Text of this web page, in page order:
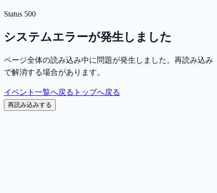
Status 500
システムエラーが発生しました
ページ全体の読み込み中に問題が発生しました。再読み込み
で解消する場合があります。
イベント一覧へ戻る トップへ戻る
再読み込みする